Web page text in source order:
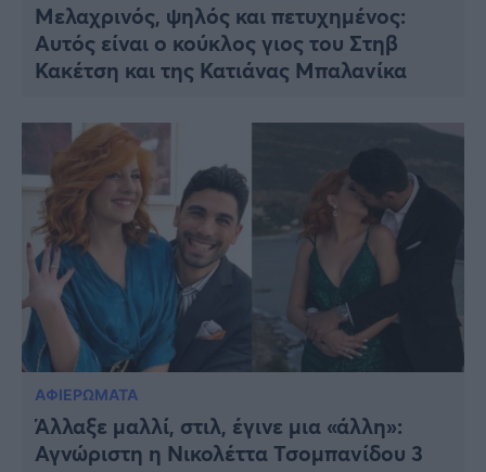
Μελαχρινός, ψηλός και πετυχημένος:
Αυτός είναι ο κούκλος γιος του Στηβ
Κακέτση και της Κατιάνας Μπαλανίκα
ΑΦΙΕΡΩΜΑΤΑ
Άλλαξε μαλλί, στιλ, έγινε μια «άλλη»:
Αγνώριστη η Νικολέττα Τσομπανίδου 3